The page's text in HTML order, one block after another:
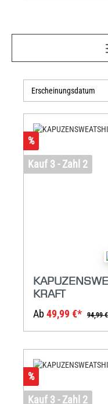
%
Kauf 3 - Zahl 2
KRAFT
Ab 49,99 €* 94,99
%
Kauf 3 - Zahl 2